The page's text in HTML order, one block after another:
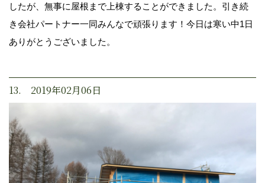
したが、無事に屋根まで上棟することができました。引き続
き会社パートナー一同みんなで頑張ります！今日は寒い中1日
ありがとうございました。
13. 2019年02月06日